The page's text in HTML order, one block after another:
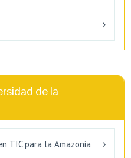
de la
TIC para la Amazonia